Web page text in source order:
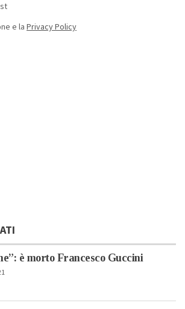
e la Privacy Policy
è morto Francesco Guccini